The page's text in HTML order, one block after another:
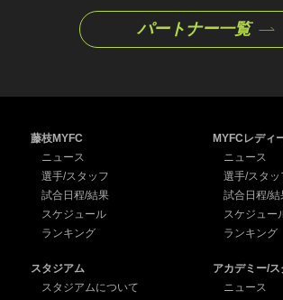
パートナー一覧
藤枝MYFC
ニュース
選手/スタッフ
試合日程/結果
スケジュール
ランキング
MYFCレディ
ニュース
選手/スタッ
試合日程/結
スケジュー
ランキング
スタジアム
スタジアムについて
アカデミー/
ニュース